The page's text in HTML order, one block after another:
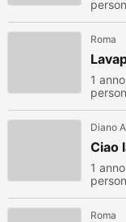
Roma
1
Diano
Ciao
1
Roma